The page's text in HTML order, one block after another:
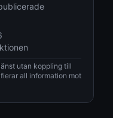
utan koppling till
all information mot